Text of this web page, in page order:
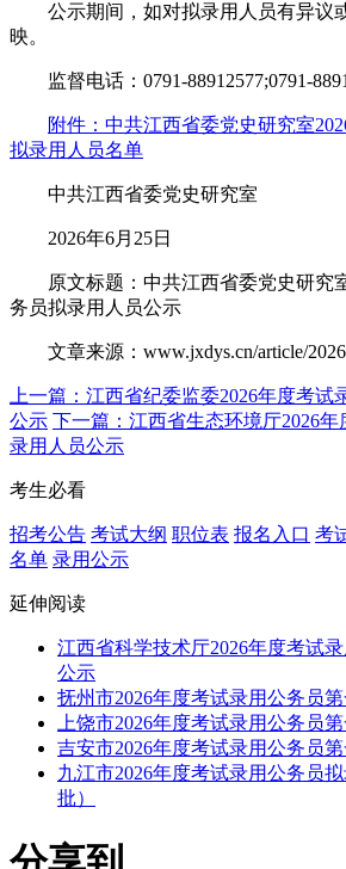
公示期间，如对拟录用人员有异议
映。
监督电话：0791-88912577;0791-
附件：中共江西省委党史研究室
拟录用人员名单
中共江西省委党史研究室
2026年6月25日
原文标题：中共江西省委党史研究
务员拟录用人员公示
文章来源：www.jxdys.cn/article/
上一篇：江西省纪委监委2026年度考试
公示 下一篇：江西省生态环境厅2026
录用人员公示
考生必看
招考公告 考试大纲 职位表 报名入口 考
名单 录用公示
延伸阅读
江西省科学技术厅2026年度考试
公示
抚州市2026年度考试录用公务员
上饶市2026年度考试录用公务员
吉安市2026年度考试录用公务员
九江市2026年度考试录用公务员
批）